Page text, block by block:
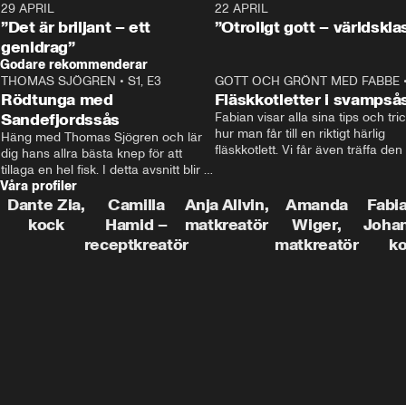
29 APRIL
”Det är briljant – ett
genidrag”
22 APRIL
”Otroligt gott –
Godare rekommenderar
THOMAS SJÖGREN • S1, E3
Rödtunga med
Sandefjordssås
Häng med Thomas Sjögren och lär
dig hans allra bästa knep för att
tillaga en hel fisk. I detta avsnitt blir
de helstekt rödtunga med
sandefjordssås och en magisk sallad
på pepparrot och äpple.
GOTT OCH GRÖNT MED FABBE
Fläskkotletter i
Fabian visar alla sina tips och
hur man får till en riktigt härlig
fläskkotlett. Vi får även träffa den
grisbonde på Gotland.
Våra profiler
Dante Zia,
kock
Camilla
Hamid –
receptkreatör
Anja Allvin,
matkreatör
Amanda
Wiger,
matkreatör